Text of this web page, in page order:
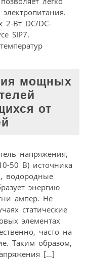
2-Вт DC/DC-
SIP7.
мощных
от
напряжения,
50 В) источника
водородные
энергию
ампер. Не
статические
элементах
часто на
Таким образом,
[…]